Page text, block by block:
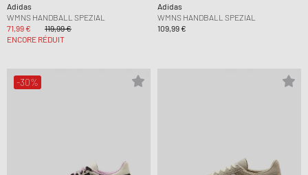
Adidas
WMNS HANDBALL SPEZIAL
71,99 €
119,99 €
ENCORE RÉDUIT
Adidas
WMNS HANDBALL SPEZIAL
109,99 €
-30%